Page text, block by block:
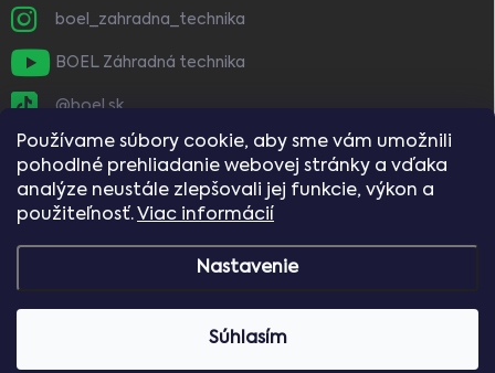
Používame súbory cookie, aby sme vám umožnili
pohodlné prehliadanie webovej stránky a vďaka
analýze neustále zlepšovali jej funkcie, výkon a
použiteľnosť. Viac informácií
Nastavenie
Súhlasím
Vážení zákazníci, naše predajne budú dňa
boel_zahradna_technika
BOEL Záhradná technika
@boel.sk
BOEL. Všetky práva vyhradené.